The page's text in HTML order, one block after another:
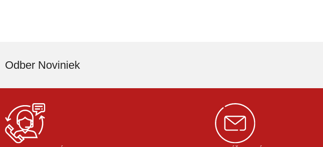
Odber Noviniek